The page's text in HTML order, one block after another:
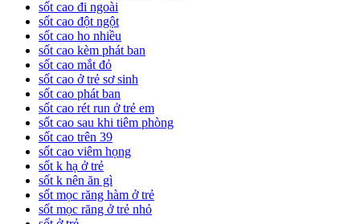
sốt cao đi ngoài
sốt cao đột ngột
sốt cao ho nhiều
sốt cao kèm phát ban
sốt cao mắt đỏ
sốt cao ở trẻ sơ sinh
sốt cao phát ban
sốt cao rét run ở trẻ em
sốt cao sau khi tiêm phòng
sốt cao trên 39
sốt cao viêm họng
sốt k hạ ở trẻ
sốt k nên ăn gì
sốt mọc răng hàm ở trẻ
sốt mọc răng ở trẻ nhỏ